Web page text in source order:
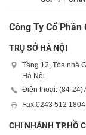
Công Ty Cổ
TRỤ SỞ HÀ NỘI
Tầng 12, Tòa nhà
Hà Nội
Điện thoại: (84-24)
Fax:0243 512 1804
CHI NHÁNH TP.HỒ